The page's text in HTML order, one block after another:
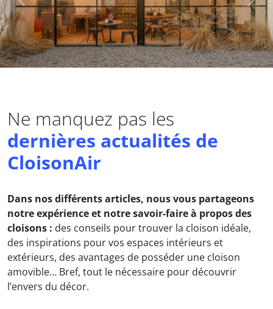
Précédente
Ne manquezpas les
dernières
CloisonAir
Dans nos différents articles, nous vous partageons
notre expérience et notre savoir-faire à propos des
cloisons : des conseils pour trouver la cloison idéale,
des inspirations pour vos espaces intérieurs et
extérieurs, des avantages de posséder une cloison